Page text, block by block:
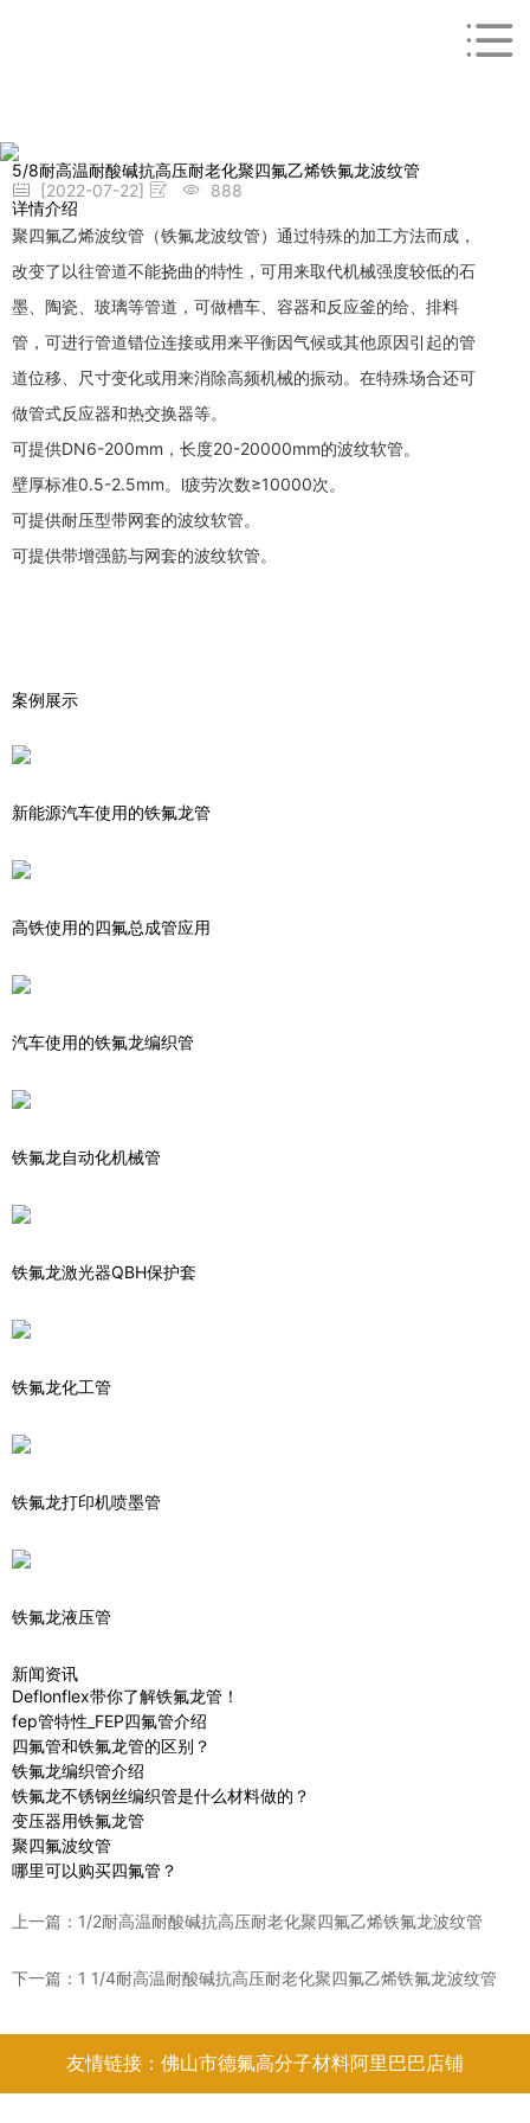
5/8耐高温耐酸碱抗高压耐老化聚四氟乙烯铁氟龙波纹管
[2022-07-22]
888
详情介绍
聚四氟乙烯波纹管（铁氟龙波纹管）通过特殊的加工方法而成，
改变了以往管道不能挠曲的特性，可用来取代机械强度较低的石
墨、陶瓷、玻璃等管道，可做槽车、容器和反应釜的给、排料
管，可进行管道错位连接或用来平衡因气候或其他原因引起的管
道位移、尺寸变化或用来消除高频机械的振动。在特殊场合还可
做管式反应器和热交换器等。
可提供DN6-200mm，长度20-20000mm的波纹软管。
壁厚标准0.5-2.5mm。l疲劳次数≥10000次。
可提供耐压型带网套的波纹软管。
可提供带增强筋与网套的波纹软管。
案例展示
新能源汽车使用的铁氟龙管
高铁使用的四氟总成管应用
汽车使用的铁氟龙编织管
铁氟龙自动化机械管
铁氟龙激光器QBH保护套
铁氟龙化工管
铁氟龙打印机喷墨管
铁氟龙液压管
新闻资讯
Deflonflex带你了解铁氟龙管！
fep管特性_FEP四氟管介绍
四氟管和铁氟龙管的区别？
铁氟龙编织管介绍
铁氟龙不锈钢丝编织管是什么材料做的？
变压器用铁氟龙管
聚四氟波纹管
哪里可以购买四氟管？
上一篇： 1/2耐高温耐酸碱抗高压耐老化聚四氟乙烯铁氟龙波纹管
下一篇： 1 1/4耐高温耐酸碱抗高压耐老化聚四氟乙烯铁氟龙波纹管
友情链接：佛山市德氟高分子材料阿里巴巴店铺